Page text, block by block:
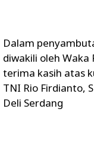
Dalam
diwakili oleh Waka
terima kasih atas
TNI Rio Firdianto,
Deli Serdang